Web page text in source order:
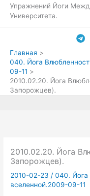
Упражнений Йоги
Университета.
Главная
040. Йога
09-11
2010.02.20. Йога
Запорожцев).
2010.02.20. Йога
Запорожцев).
2010-02-23 /040. Йога
вселенной.2009-09-11